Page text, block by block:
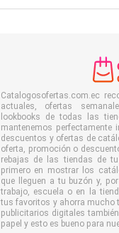
Catalogosofertas.com.ec
actuales, ofertas
lookbooks de todas las
mantenemos perfectamente
descuentos y ofertas de
oferta, promoción o
rebajas de las tiendas de
primero en mostrar los
que lleguen a tu buzón y,
trabajo, escuela o en la
tus favoritos y ahorra mucho
publicitarios digitales
papel y esto es bueno para